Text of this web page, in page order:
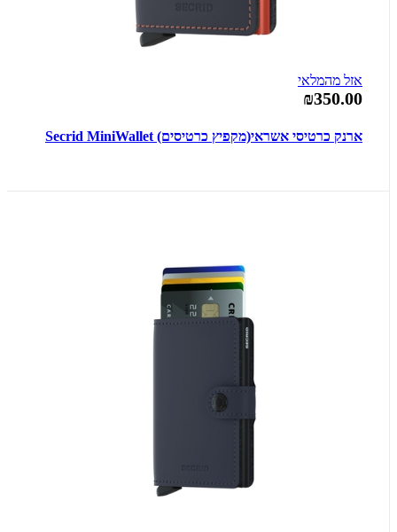
אזל מהמלאי
₪350.00
ארנק כרטיסי אשראי(מקפיץ כרטיסים) Secrid MiniWallet